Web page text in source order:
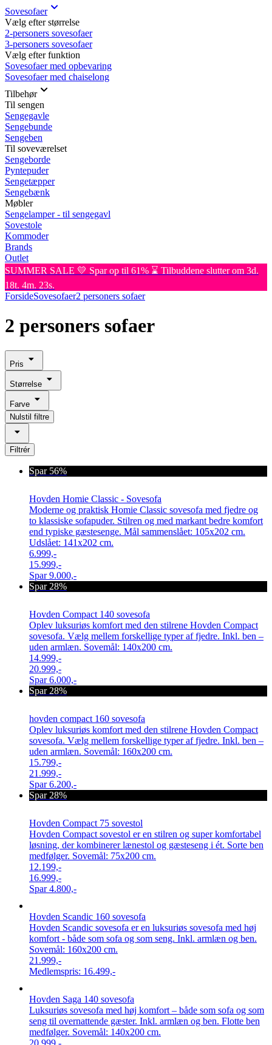
Sovesofaer
Vælg efter størrelse
2-personers sovesofaer
3-personers sovesofaer
Vælg efter funktion
Sovesofaer med opbevaring
Sovesofaer med chaiselong
Tilbehør
Til sengen
Sengegavle
Sengebunde
Sengeben
Til soveværelset
Sengeborde
Pyntepuder
Sengetæpper
Sengebænk
Møbler
Sengelamper - til sengegavl
Sovestole
Kommoder
Brands
Outlet
SUMMER SALE 💛 Spar op til 61% ⌛ Tilbuddene slutter om 3d.
18t. 4m. 23s.
ForsideSovesofaer2 personers sofaer
2 personers sofaer
Pris
Størrelse
Farve
Nulstil filtre
Filtrér
Spar 56%
Hovden Homie Classic - Sovesofa
Moderne og praktisk Homie Classic sovesofa med fjedre og
to klassiske sofapuder. Stilren og med markant bedre komfort
end typiske gæstesenge. Mål sammenslået: 105x202 cm.
Udslået: 141x202 cm.
6.999,-
15.999,-
Spar9.000,-
Spar 28%
Hovden Compact 140 sovesofa
Oplev luksuriøs komfort med den stilrene Hovden Compact
sovesofa. Vælg mellem forskellige typer af fjedre. Inkl. ben –
uden armlæn. Sovemål: 140x200 cm.
14.999,-
20.999,-
Spar6.000,-
Spar 28%
hovden compact 160 sovesofa
Oplev luksuriøs komfort med den stilrene Hovden Compact
sovesofa. Vælg mellem forskellige typer af fjedre. Inkl. ben –
uden armlæn. Sovemål: 160x200 cm.
15.799,-
21.999,-
Spar6.200,-
Spar 28%
Hovden Compact 75 sovestol
Hovden Compact sovestol er en stilren og super komfortabel
løsning, der kombinerer lænestol og gæsteseng i ét. Sorte ben
medfølger. Sovemål: 75x200 cm.
12.199,-
16.999,-
Spar4.800,-
Hovden Scandic 160 sovesofa
Hovden Scandic sovesofa er en luksuriøs sovesofa med høj
komfort - både som sofa og som seng. Inkl. armlæn og ben.
Sovemål: 160x200 cm.
21.999,-
Medlemspris: 16.499,-
Hovden Saga 140 sovesofa
Luksuriøs sovesofa med høj komfort – både som sofa og som
seng til overnattende gæster. Inkl. armlæn og ben. Flotte ben
medfølger. Sovemål: 140x200 cm.
20.999,-